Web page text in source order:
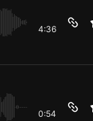
4:36
0:54